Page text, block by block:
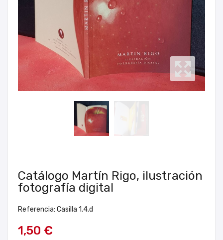
Catálogo Martín Rigo, ilustración
fotografía digital
Referencia: Casilla 1.4.d
1,50 €